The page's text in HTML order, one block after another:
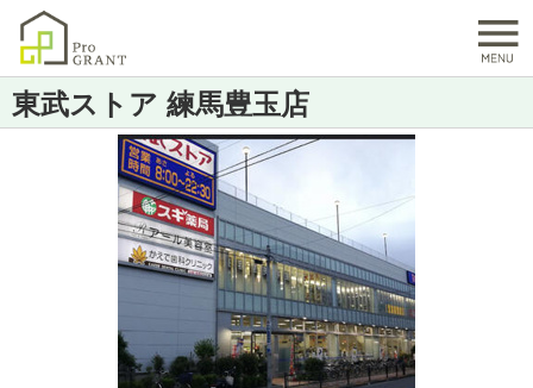
東武ストア 練馬豊玉店